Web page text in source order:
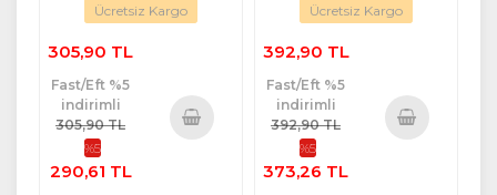
Ücretsiz Kargo
305,90 TL
Fast/Eft %5
indirimli
305,90 TL
%5
290,61 TL
Ücretsiz Kargo
392,90 TL
Fast/Eft %5
indirimli
392,90 TL
%5
373,26 TL